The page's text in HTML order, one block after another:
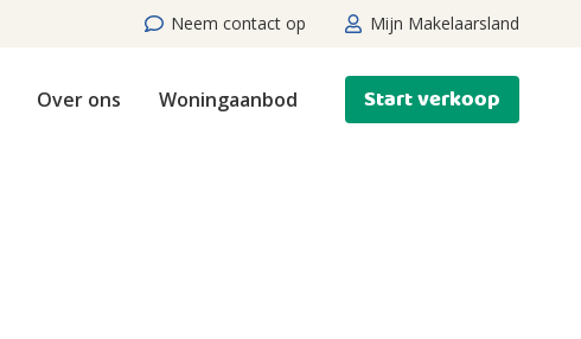
Neem contact op Mijn Makelaarsland
Over ons Woningaanbod Start verkoop